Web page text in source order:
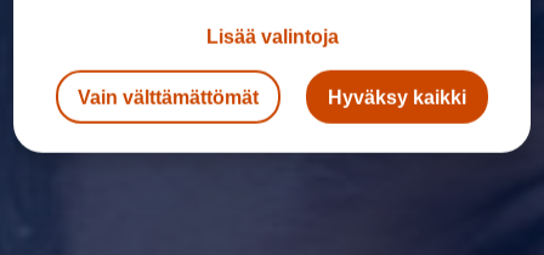
Lisää valintoja
Vain välttämättömät Hyväksy kaikki